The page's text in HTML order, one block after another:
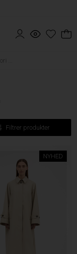
Filtrer produkter
NYHED